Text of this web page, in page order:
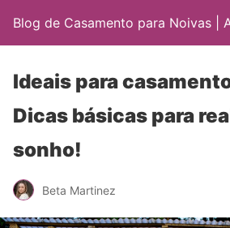
Blog de Casamento para Noivas |
Ideais para
Dicas básicas para
sonho!
Beta Martinez